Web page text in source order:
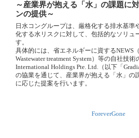
～産業界が抱える「水」の課題に
ンの提供～
日水コングループは、厳格化する排水基準
化する水リスクに対して、包括的なソリュ
す。
具体的には、省エネルギーに資するNEWS
Wastewater treatment System）等の自社技
International Holdings Pte. Ltd.（以下「
の協業を通じて、産業界が抱える「水」の
に応じた提案を行います。
ForeverGone